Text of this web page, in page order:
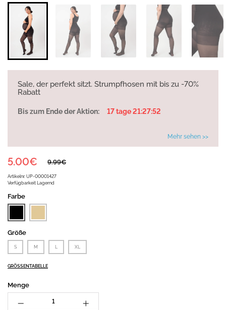
Sale, der perfekt sitzt. Strumpfhosen mit bis zu -70%
Rabatt
Bis zum Ende der Aktion: 17 tage 21:27:52
Mehr sehen >>
Artikelnr. UP-00001427
Verfügbarkeit Lagernd
9.99€
5.00€
Farbe
Größe
S M L XL
GRÖSSENTABELLE
Menge